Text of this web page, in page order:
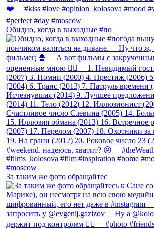
Обидно, когда в выходные #по
За таким же фото обращайтес